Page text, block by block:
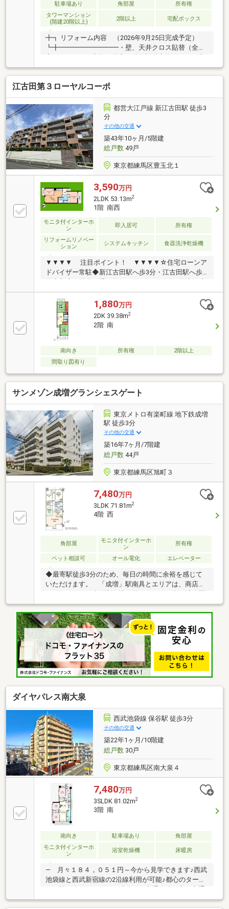
駐車場あり 角部屋
所有権
タワーマンション
(階建20階以上)
2階以上 宅配ボックス
╋┓ リフォーム内容 （2026年9月25日完成予定）
┗╋━━━━━━━━━・壁、天井クロス貼替（全
換╋┓ お部屋の特徴┗╋━━━━━━━━━ ▼角部
屋（南×西） ▼通風良好 ▼陽当たり良好 ▼２６
階建地下１階 ７階部分╋┓ マンションの特徴
┗╋━━━━━━━━━ ▼新築時売主：住友不動
産 ▼管理会社：住友不動産建物サービス ▼ペット
飼育可能（管理規約による制限有） ▼宅配ボックス ▼
２０１０年１月築
江古田第３ローヤルコーポ
都営大江戸線 新江古田駅 徒歩3
分
その他の交通
築43年10ヶ月/5階建
総戸数49戸
東京都練馬区豊玉北１
3,590万円
2LDK 53.13m2
1階 南西
モニタ付インターホ
ン
即入居可 所有権
リフォームリノベー
ション
システムキッチン 食器洗浄乾燥機
▼▼▼▼ 注目ポイント！ ▼▼▼▼☆住宅ローンア
ドバイザー常駐◆新江古田駅へ歩3分・江古田駅へ歩8
田駅周辺は商店街で賑わいがあります◆閑静な住宅街
に位置し、落ち着いて過ごせます◆新規リノベーショ
ン実施で設備充実◆「もっと安い住宅ローン」が見つ
かる！ 提携の金融機関は55社以上！◆「勤続期間
が短い」「諸費用まで借りたい」 さまざまな条件下
でのローンご相談ください！◆「即！見学！」＆「車
で送迎」サービス実施
1,880万円
2DK 39.38m2
2階 南
南向き 所有権
2階以上
間取り図有り
サンメゾン成増グランシェスゲート
東京メトロ有楽町線 地下鉄成増
駅 徒歩3分
その他の交通
築16年7ヶ月/7階建
総戸数44戸
東京都練馬区旭町３
7,480万円
3LDK 71.81m2
4階 西
角部屋
モニタ付インターホ
ン
所有権
ペット相談可 オール電化 エレベーター
◆最寄駅徒歩3分のため、毎日の時間に余裕を感じて
いただけます。 「成増」駅南具とエリアは、商店街
やスーパーなど生活利便性に優れ、 更に光が丘公園
など、豊かな自然も徒歩圏内です。◆幹線道路から少
し奥まった住宅街に位置しているため、 車の走行音
や排気ガスなどもあまり気になりません。 駅近の利
便性に加えて健康的な生活環境は守られているエリア
です。◆南西角住戸のため、陽当たり良好です。 ・
ウォークインクローゼットなど豊富な収納力（廊下に
は豊富な物入れ収納あり） ・各居室は約5.0帖～約
6.0帖とゆとりある広さ
ダイヤパレス南大泉
西武池袋線 保谷駅 徒歩3分
その他の交通
築22年1ヶ月/10階建
総戸数30戸
東京都練馬区南大泉４
7,480万円
3SLDK 81.02m2
3階 南
南向き 駐車場あり
角部屋
モニタ付インターホ
ン
浴室乾燥機 床暖房
― 月々１８４，０５１円～今から見学できます♪西武
池袋線と西武新宿線の2沿線利用が可能♪都心のターミ
ナル駅に直結している西武線は、山手線他、主要交通
網へのアクセスに優れ、通勤通学はもちろん、ちょっ